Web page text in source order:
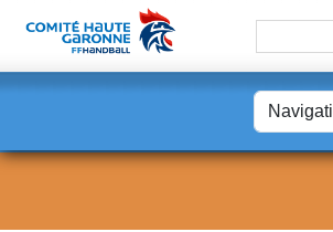
Panneau de gestion des cookies